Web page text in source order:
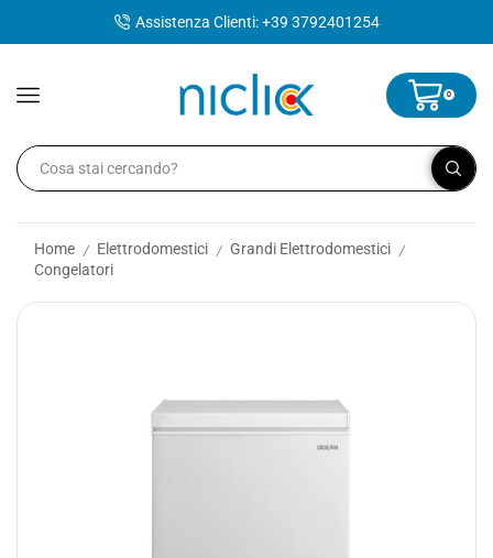
Assistenza Clienti: +39 3792401254
0
Home / Elettrodomestici / Grandi Elettrodomestici /
Congelatori